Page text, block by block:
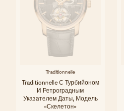
Traditionnelle
Traditionnelle С Турбийоном
И Ретроградным
Указателем Даты, Модель
«скелетон»